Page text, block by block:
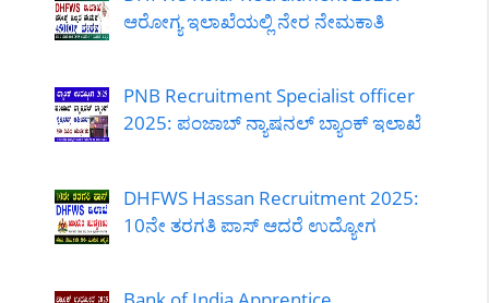
ಆರೋಗ್ಯ ಇಲಾಖೆಯಲ್ಲಿ ನೇರ ನೇಮಕಾತಿ
PNB Recruitment Specialist officer
2025: ಪಂಜಾಬ್ ನ್ಯಾಷನಲ್ ಬ್ಯಾಂಕ್ ಇಲಾಖೆ
DHFWS Hassan Recruitment 2025:
10ನೇ ತರಗತಿ ಪಾಸ್ ಆದರೆ ಉದ್ಯೋಗ